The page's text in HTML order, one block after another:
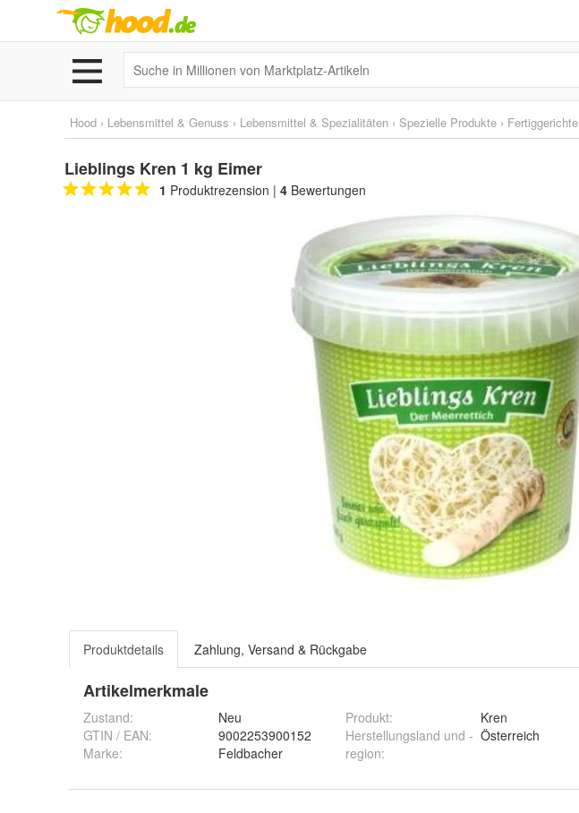
Hood › Lebensmittel & Genuss › Lebensmittel & Spezialitäten › Spezielle Produkte › Fertiggerichte
Lieblings Kren 1 kg Eimer
1 Produktrezension | 4 Bewertungen
Produktdetails Zahlung, Versand & Rückgabe
Artikelmerkmale
Zustand:
Neu
GTIN / EAN:
9002253900152
Marke:
Feldbacher
Produkt:
Kren
Herstellungsland und -
region:
Österreich